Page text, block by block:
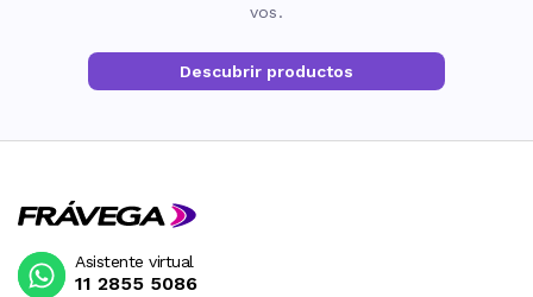
vos.
Descubrir productos
Asistente virtual
11 2855 5086